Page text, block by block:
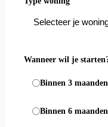
Wanneer wil je
Binnen 3 maanden
Binnen 6 maanden